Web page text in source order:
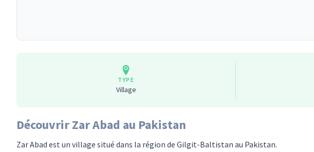
TYPE
Village
Découvrir Zar Abad au Pakistan
Zar Abad est un village situé dans la région de Gilgit-Baltistan au Pakistan.